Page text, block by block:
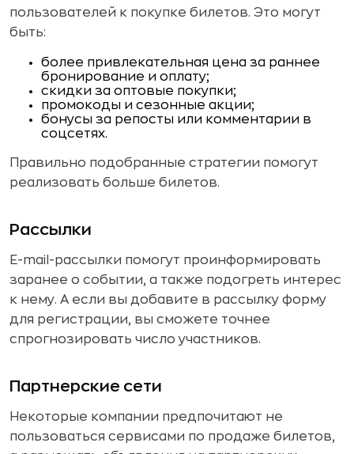
пользователей к покупке билетов. Это могут
быть:
более привлекательная цена за раннее
бронирование и оплату;
скидки за оптовые покупки;
промокоды и сезонные акции;
бонусы за репосты или комментарии в
соцсетях.
Правильно подобранные стратегии помогут
реализовать больше билетов.
Рассылки
E-mail-рассылки помогут проинформировать
заранее о событии, а также подогреть интерес
к нему. А если вы добавите в рассылку форму
для регистрации, вы сможете точнее
спрогнозировать число участников.
Партнерские сети
Некоторые компании предпочитают не
пользоваться сервисами по продаже билетов,